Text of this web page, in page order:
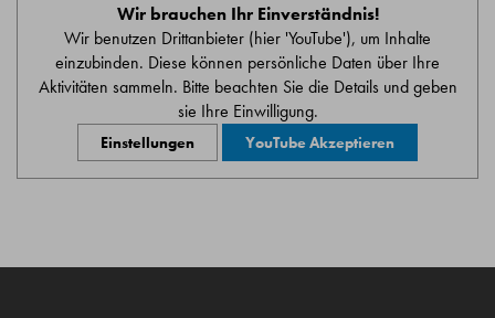
Wir brauchen Ihr Einverständnis!
Wir benutzen Drittanbieter (hier 'YouTube'), um Inhalte
einzubinden. Diese können persönliche Daten über Ihre
Aktivitäten sammeln. Bitte beachten Sie die Details und geben
sie Ihre Einwilligung.
Einstellungen YouTube Akzeptieren